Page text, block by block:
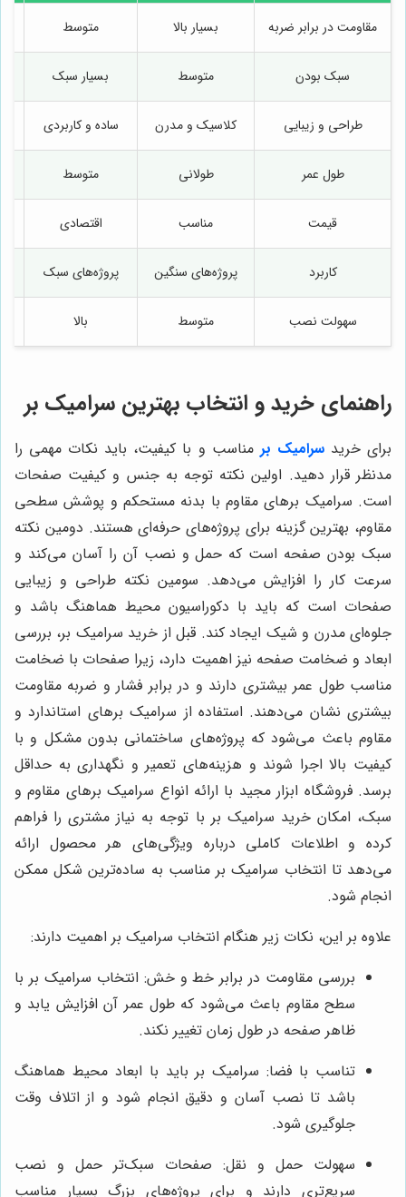
مقاومت در برابر ضربه بسیار بالا متوسط
سبک بودن متوسط بسیار سبک
طراحی و زیبایی کلاسیک و مدرن ساده و کاربردی
طول عمر طولانی متوسط
قیمت مناسب اقتصادی
کاربرد پروژه‌های سنگین پروژه‌های سبک
سهولت نصب متوسط بالا
راهنمای خرید و انتخاب بهترین سرامیک بر
برای خریدسرامیک بر مناسب و با کیفیت، باید نکات مهمی را
مدنظر قرار دهید. اولین نکته توجه به جنس و کیفیت صفحات
است. سرامیک برهای مقاوم با بدنه مستحکم و پوشش سطحی
مقاوم، بهترین گزینه برای پروژه‌های حرفه‌ای هستند. دومین نکته
سبک بودن صفحه است که حمل و نصب آن را آسان می‌کند و
سرعت کار را افزایش می‌دهد. سومین نکته طراحی و زیبایی
صفحات است که باید با دکوراسیون محیط هماهنگ باشد و
جلوه‌ای مدرن و شیک ایجاد کند. قبل از خرید سرامیک بر، بررسی
ابعاد و ضخامت صفحه نیز اهمیت دارد، زیرا صفحات با ضخامت
مناسب طول عمر بیشتری دارند و در برابر فشار و ضربه مقاومت
بیشتری نشان می‌دهند. استفاده از سرامیک برهای استاندارد و
مقاوم باعث می‌شود که پروژه‌های ساختمانی بدون مشکل و با
کیفیت بالا اجرا شوند و هزینه‌های تعمیر و نگهداری به حداقل
برسد. فروشگاه ابزار مجید با ارائه انواع سرامیک برهای مقاوم و
سبک، امکان خرید سرامیک بر با توجه به نیاز مشتری را فراهم
کرده و اطلاعات کاملی درباره ویژگی‌های هر محصول ارائه
می‌دهد تا انتخاب سرامیک بر مناسب به ساده‌ترین شکل ممکن
انجام شود.
علاوه بر این، نکات زیر هنگام انتخاب سرامیک بر اهمیت دارند:
بررسی مقاومت در برابر خط و خش: انتخاب سرامیک بر با
سطح مقاوم باعث می‌شود که طول عمر آن افزایش یابد و
ظاهر صفحه در طول زمان تغییر نکند.
تناسب با فضا: سرامیک بر باید با ابعاد محیط هماهنگ
باشد تا نصب آسان و دقیق انجام شود و از اتلاف وقت
جلوگیری شود.
سهولت حمل و نقل: صفحات سبک‌تر حمل و نصب
سریع‌تری دارند و برای پروژه‌های بزرگ بسیار مناسب